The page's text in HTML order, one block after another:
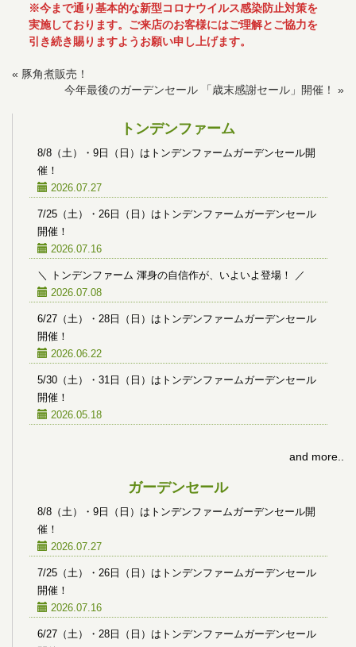
※今まで通り基本的な新型コロナウイルス感染防止対策を
実施しております。ご来店のお客様にはご理解とご協力を
引き続き賜りますようお願い申し上げます。
« 豚角煮販売！
今年最後のガーデンセール 「歳末感謝セール」開催！
»
トンデンファーム
8/8（土）・9日（日）はトンデンファームガーデンセール開
催！
2026.07.27
7/25（土）・26日（日）はトンデンファームガーデンセール
開催！
2026.07.16
＼ トンデンファーム 渾身の自信作が、いよいよ登場！ ／
2026.07.08
6/27（土）・28日（日）はトンデンファームガーデンセール
開催！
2026.06.22
5/30（土）・31日（日）はトンデンファームガーデンセール
開催！
2026.05.18
and more..
ガーデンセール
8/8（土）・9日（日）はトンデンファームガーデンセール開
催！
2026.07.27
7/25（土）・26日（日）はトンデンファームガーデンセール
開催！
2026.07.16
6/27（土）・28日（日）はトンデンファームガーデンセール